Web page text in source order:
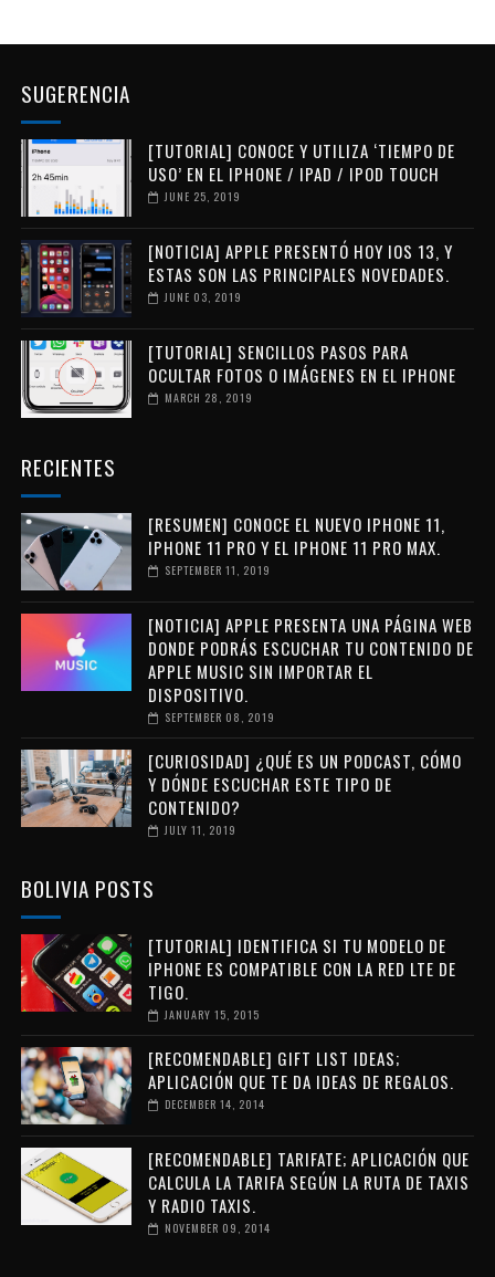
SUGERENCIA
[TUTORIAL] CONOCE Y UTILIZA ‘TIEMPO DE
USO’ EN EL IPHONE / IPAD / IPOD TOUCH
JUNE 25, 2019
[NOTICIA] APPLE PRESENTÓ HOY IOS 13, Y
ESTAS SON LAS PRINCIPALES NOVEDADES.
JUNE 03, 2019
[TUTORIAL] SENCILLOS PASOS PARA
OCULTAR FOTOS O IMÁGENES EN EL IPHONE
MARCH 28, 2019
RECIENTES
[RESUMEN] CONOCE EL NUEVO IPHONE 11,
IPHONE 11 PRO Y EL IPHONE 11 PRO MAX.
SEPTEMBER 11, 2019
[NOTICIA] APPLE PRESENTA UNA PÁGINA WEB
DONDE PODRÁS ESCUCHAR TU CONTENIDO DE
APPLE MUSIC SIN IMPORTAR EL
DISPOSITIVO.
SEPTEMBER 08, 2019
[CURIOSIDAD] ¿QUÉ ES UN PODCAST, CÓMO
Y DÓNDE ESCUCHAR ESTE TIPO DE
CONTENIDO?
JULY 11, 2019
BOLIVIA POSTS
[TUTORIAL] IDENTIFICA SI TU MODELO DE
IPHONE ES COMPATIBLE CON LA RED LTE DE
TIGO.
JANUARY 15, 2015
[RECOMENDABLE] GIFT LIST IDEAS;
APLICACIÓN QUE TE DA IDEAS DE REGALOS.
DECEMBER 14, 2014
[RECOMENDABLE] TARIFATE; APLICACIÓN QUE
CALCULA LA TARIFA SEGÚN LA RUTA DE TAXIS
Y RADIO TAXIS.
NOVEMBER 09, 2014